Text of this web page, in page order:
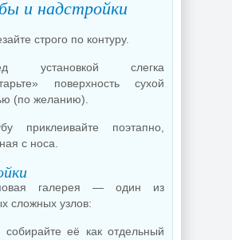
и надстройки
строго по контуру.
установкой слегка
поверхность сухой
(по желанию).
приклеивайте поэтапно,
с носа.
галерея — один из
сложных узлов:
собирайте её как отдельный